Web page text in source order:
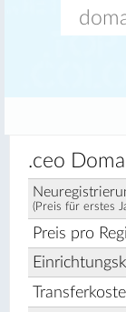
.ceo
(Preis für erstes
Preis pro